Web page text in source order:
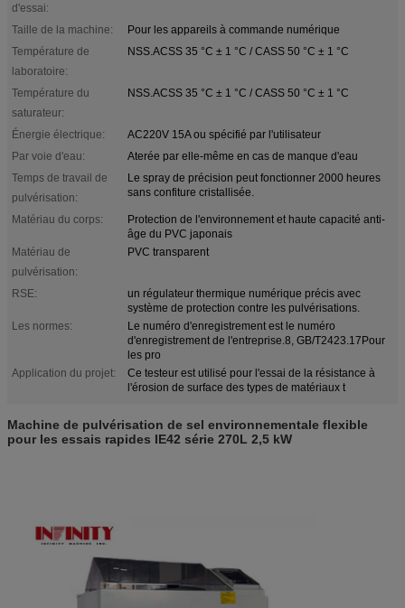
d'essai:
Taille de la machine:
Pour les appareils à commande numérique
Température de
laboratoire:
NSS.ACSS 35 °C ± 1 °C / CASS 50 °C ± 1 °C
Température du
saturateur:
NSS.ACSS 35 °C ± 1 °C / CASS 50 °C ± 1 °C
Énergie électrique:
AC220V 15A ou spécifié par l'utilisateur
Par voie d'eau:
Aterée par elle-même en cas de manque d'eau
Temps de travail de
pulvérisation:
Le spray de précision peut fonctionner 2000 heures
sans confiture cristallisée.
Matériau du corps:
Protection de l'environnement et haute capacité anti-
âge du PVC japonais
Matériau de
pulvérisation:
PVC transparent
RSE:
un régulateur thermique numérique précis avec
système de protection contre les pulvérisations.
Les normes:
Le numéro d'enregistrement est le numéro
d'enregistrement de l'entreprise.8, GB/T2423.17Pour
les pro
Application du projet:
Ce testeur est utilisé pour l'essai de la résistance à
l'érosion de surface des types de matériaux t
Machine de pulvérisation de sel environnementale flexible
pour les essais rapides IE42 série 270L 2,5 kW